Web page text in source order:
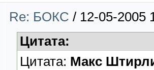
Re: БОКС / 12-05-2005
Цитата:
Цитата: Макс